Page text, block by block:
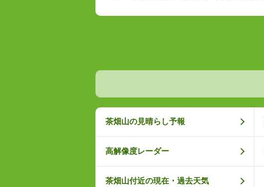
茶畑山の見晴らし予報
高解像度レーダー
茶畑山付近の現在・過去天気